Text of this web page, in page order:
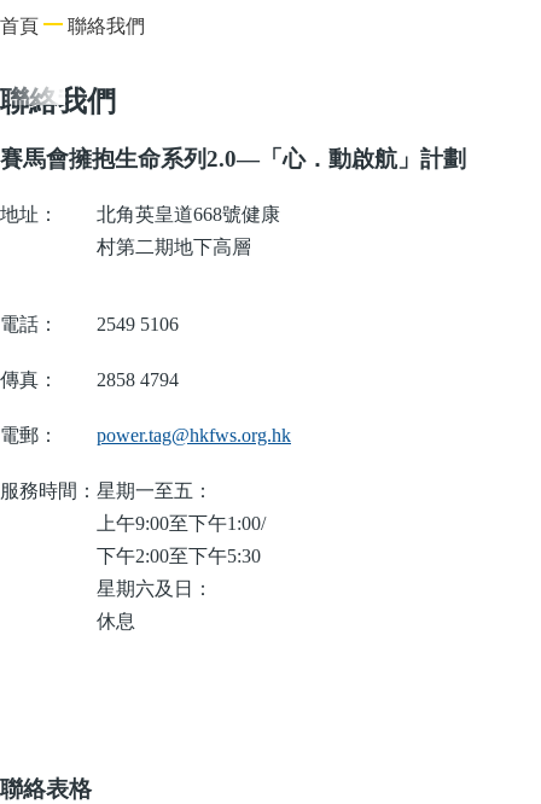
導
連
結
首頁 聯絡我們
聯絡我們
賽馬會擁抱生命系列2.0—「心．動啟航」計劃
地址：
北角英皇道668號健康
村第二期地下高層
電話： 2549 5106
傳真： 2858 4794
電郵： power.tag@hkfws.org.hk
服務時間： 星期一至五：
上午9:00至下午1:00/
下午2:00至下午5:30
星期六及日：
休息
聯絡表格